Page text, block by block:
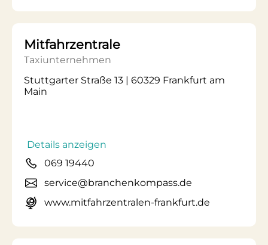
Mitfahrzentrale
Taxiunternehmen
Stuttgarter Straße 13 | 60329 Frankfurt am
Main
Details anzeigen
069 19440
service@branchenkompass.de
www.mitfahrzentralen-frankfurt.de